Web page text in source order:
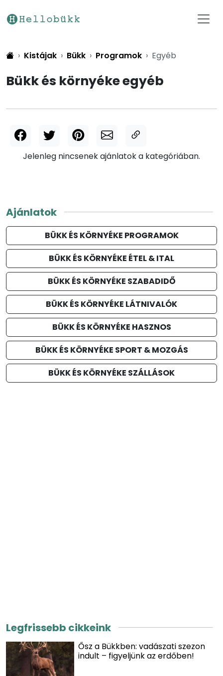
Kistájak Bükk Programok Egyéb
Bükk és környéke egyéb
Jelenleg nincsenek ajánlatok a kategóriában.
Ajánlatok
BÜKK ÉS KÖRNYÉKE PROGRAMOK
BÜKK ÉS KÖRNYÉKE ÉTEL & ITAL
BÜKK ÉS KÖRNYÉKE SZABADIDŐ
BÜKK ÉS KÖRNYÉKE LÁTNIVALÓK
BÜKK ÉS KÖRNYÉKE HASZNOS
BÜKK ÉS KÖRNYÉKE SPORT & MOZGÁS
BÜKK ÉS KÖRNYÉKE SZÁLLÁSOK
Legfrissebb cikkeink
Ősz a Bükkben: vadászati szezon
indult – figyeljünk az erdőben!